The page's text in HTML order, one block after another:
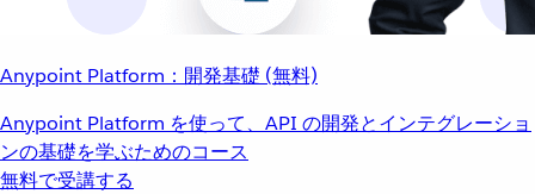
Anypoint Platform：開発基礎 (無料)
Anypoint Platform を使って、API の開発とインテグレーショ
ンの基礎を学ぶためのコース
無料で受講する